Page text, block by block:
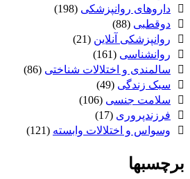
داروهای روانپزشکی (198)
دوقطبی (88)
روانپزشکی آنلاین (21)
روانشناسی (161)
سالمندی و اختلالات شناختی (86)
سبک زندگی (49)
سلامت جنسی (106)
فرزندپروری (17)
وسواس و اختلالات وابسته (121)
برچسبها